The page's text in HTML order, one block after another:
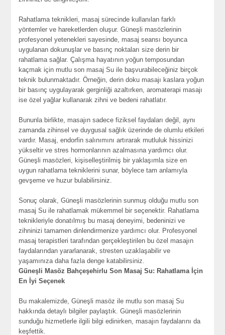
Rahatlama teknikleri, masaj sürecinde kullanılan farklı
yöntemler ve hareketlerden oluşur. Güneşli masözlerinin
profesyonel yetenekleri sayesinde, masaj seansı boyunca
uygulanan dokunuşlar ve basınç noktaları size derin bir
rahatlama sağlar. Çalışma hayatının yoğun temposundan
kaçmak için mutlu son masaj Su ile başvurabileceğiniz birçok
teknik bulunmaktadır. Örneğin, derin doku masajı kaslara yoğun
bir basınç uygulayarak gerginliği azaltırken, aromaterapi masajı
ise özel yağlar kullanarak zihni ve bedeni rahatlatır.
Bununla birlikte, masajın sadece fiziksel faydaları değil, aynı
zamanda zihinsel ve duygusal sağlık üzerinde de olumlu etkileri
vardır. Masaj, endorfin salınımını artırarak mutluluk hissinizi
yükseltir ve stres hormonlarının azalmasına yardımcı olur.
Güneşli masözleri, kişiselleştirilmiş bir yaklaşımla size en
uygun rahatlama tekniklerini sunar, böylece tam anlamıyla
gevşeme ve huzur bulabilirsiniz.
Sonuç olarak, Güneşli masözlerinin sunmuş olduğu mutlu son
masaj Su ile rahatlamak mükemmel bir seçenektir. Rahatlama
teknikleriyle donatılmış bu masaj deneyimi, bedeninizi ve
zihninizi tamamen dinlendirmenize yardımcı olur. Profesyonel
masaj terapistleri tarafından gerçekleştirilen bu özel masajın
faydalarından yararlanarak, stresten uzaklaşabilir ve
yaşamınıza daha fazla denge katabilirsiniz.
Güneşli Masöz Bahçeşehirlu Son Masaj Su: Rahatlama İçin
En İyi Seçenek
Bu makalemizde, Güneşli masöz ile mutlu son masaj Su
hakkında detaylı bilgiler paylaştık. Güneşli masözlerinin
sunduğu hizmetlerle ilgili bilgi edinirken, masajın faydalarını da
keşfettik.